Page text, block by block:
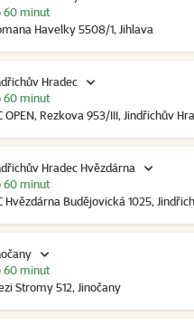
Havelky 5508/1, Jihlava
60 minut
Hradec
OPEN, Rezkova 953/III, Jindřichův
60 minut
Hradec Hvězdárna
Hvězdárna Budějovická 1025,
60 minut
Stromy 512, Jinočany
60 minut